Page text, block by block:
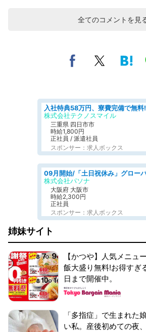
全てのコメントを見
株式会社テクノスマイル
三重県 四日市市
時給1,800円
正社員 / 派遣社員
スポンサー：求人ボックス
株式会社パソナ
大阪府 大阪市
時給2,300円
正社員
スポンサー：求人ボックス
姉妹サイト
【かつや】人気メニュ
飯大盛り無料!お得すぎ
日まで開催中。
「多指症」で生まれた
い私。産後初めての夜